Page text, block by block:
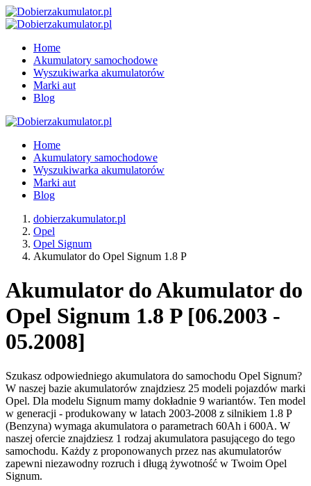
Home
Akumulatory samochodowe
Wyszukiwarka akumulatorów
Marki aut
Blog
Home
Akumulatory samochodowe
Wyszukiwarka akumulatorów
Marki aut
Blog
dobierzakumulator.pl
Opel
Opel Signum
Akumulator do Opel Signum 1.8 P
Akumulator do Akumulator do
Opel Signum 1.8 P [06.2003 -
05.2008]
Szukasz odpowiedniego akumulatora do samochodu Opel Signum?
W naszej bazie akumulatorów znajdziesz 25 modeli pojazdów marki
Opel. Dla modelu Signum mamy dokładnie 9 wariantów. Ten model
w generacji - produkowany w latach 2003-2008 z silnikiem 1.8 P
(Benzyna) wymaga akumulatora o parametrach 60Ah i 600A. W
naszej ofercie znajdziesz 1 rodzaj akumulatora pasującego do tego
samochodu. Każdy z proponowanych przez nas akumulatorów
zapewni niezawodny rozruch i długą żywotność w Twoim Opel
Signum.